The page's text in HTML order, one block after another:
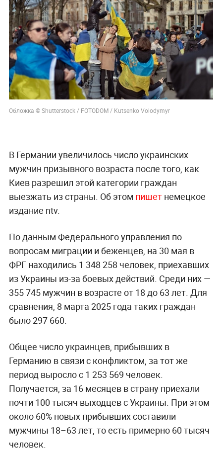
Обложка © Shutterstock / FOTODOM / Kutsenko Volodymyr
В Германии увеличилось число украинских
мужчин призывного возраста после того, как
Киев разрешил этой категории граждан
выезжать из страны. Об этом пишетнемецкое
издание ntv.
По данным Федерального управления по
вопросам миграции и беженцев, на 30 мая в
ФРГ находились 1 348 258 человек, приехавших
из Украины из-за боевых действий. Среди них —
355 745 мужчин в возрасте от 18 до 63 лет. Для
сравнения, 8 марта 2025 года таких граждан
было 297 660.
Общее число украинцев, прибывших в
Германию в связи с конфликтом, за тот же
период выросло с 1 253 569 человек.
Получается, за 16 месяцев в страну приехали
почти 100 тысяч выходцев с Украины. При этом
около 60% новых прибывших составили
мужчины 18–63 лет, то есть примерно 60 тысяч
человек.